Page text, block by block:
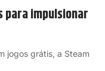
impulsionar
jogos grátis, a Steam